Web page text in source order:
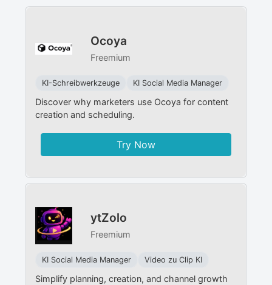
Ocoya
Freemium
KI-Schreibwerkzeuge KI Social Media Manager​
Discover why marketers use Ocoya for content
creation and scheduling.
Try Now
ytZolo
Freemium
KI Social Media Manager​ Video zu Clip KI
Simplify planning, creation, and channel growth